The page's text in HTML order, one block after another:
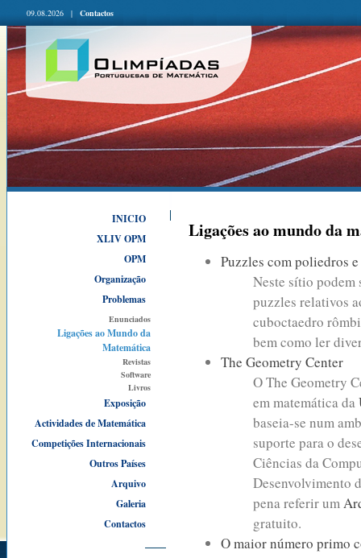
09.08.2026 | Contactos
INICIO
XLIV OPM
OPM
Organização
Problemas
Enunciados
Ligações ao Mundo da
Matemática
Revistas
Software
Livros
Exposição
Actividades de Matemática
Competições Internacionais
Outros Países
Arquivo
Galeria
Contactos
Ligações ao mundo da
Puzzles com poliedros
Neste sítio podem
puzzles relativos
cuboctaedro
bem como ler
The Geometry Center
O The Geometry
em matemática da
baseia-se num
suporte para o
Ciências da
Desenvolvimento
pena referir um
gratuito.
O maior número primo